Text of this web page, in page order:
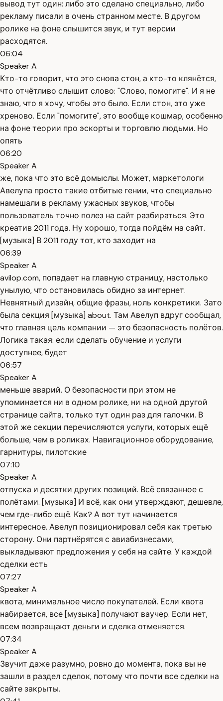
вывод тут один: либо это сделано специально, либо
рекламу писали в очень странном месте. В другом
ролике на фоне слышится звук, и тут версии
расходятся.
06:04
Speaker A
Кто-то говорит, что это снова стон, а кто-то клянётся,
что отчётливо слышит слово: "Слово, помогите". И я не
знаю, что я хочу, чтобы это было. Если стон, это уже
хреново. Если "помогите", это вообще кошмар, особенно
на фоне теории про эскорты и торговлю людьми. Но
опять
06:20
Speaker A
же, пока что это всё домыслы. Может, маркетологи
Авелупа просто такие отбитые гении, что специально
намешали в рекламу ужасных звуков, чтобы
пользователь точно полез на сайт разбираться. Это
креатив 2011 года. Ну хорошо, тогда пойдём на сайт.
[музыка] В 2011 году тот, кто заходит на
06:39
Speaker A
avilop.com, попадает на главную страницу, настолько
унылую, что остановилась обидно за интернет.
Невнятный дизайн, общие фразы, ноль конкретики. Зато
была секция [музыка] about. Там Авелуп вдруг сообщал,
что главная цель компании — это безопасность полётов.
Логика такая: если сделать обучение и услуги
доступнее, будет
06:57
Speaker A
меньше аварий. О безопасности при этом не
упоминается ни в одном ролике, ни на одной другой
странице сайта, только тут один раз для галочки. В
этой же секции перечисляются услуги, которых ещё
больше, чем в роликах. Навигационное оборудование,
гарнитуры, пилотские
07:10
Speaker A
отпуска и десятки других позиций. Всё связанное с
полётами. [музыка] И всё, как они утверждают, дешевле,
чем где-либо ещё. Как? А вот тут начинается
интересное. Авелуп позиционировал себя как третью
сторону. Они партнёрятся с авиабизнесами,
выкладывают предложения у себя на сайте. У каждой
сделки есть
07:27
Speaker A
квота, минимальное число покупателей. Если квота
набирается, все [музыка] получают ваучер. Если нет,
всем возвращают деньги и сделка отменяется.
07:34
Speaker A
Звучит даже разумно, ровно до момента, пока вы не
зашли в раздел сделок, потому что почти все сделки на
сайте закрыты.